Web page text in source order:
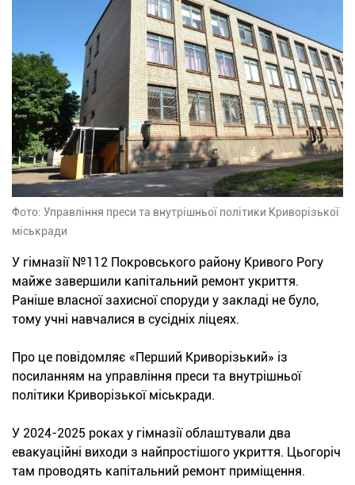
Фото: Управління преси та внутрішньої політики Криворізької
міськради
У гімназії №112 Покровського району Кривого Рогу
майже завершили капітальний ремонт укриття.
Раніше власної захисної споруди у закладі не було,
тому учні навчалися в сусідніх ліцеях.
Про це повідомляє «Перший Криворізький» із
посиланням на управління преси та внутрішньої
політики Криворізької міськради.
У 2024-2025 роках у гімназії облаштували два
евакуаційні виходи з найпростішого укриття. Цьогоріч
там проводять капітальний ремонт приміщення.